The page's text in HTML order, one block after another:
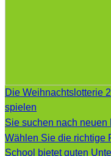
Die Weihnachtslotterie
spielen
Sie suchen nach
Wählen Sie die richtige
School bietet guten